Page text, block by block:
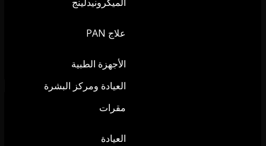
علاج PAN
الأجهزة الطبية
العيادة ومركز البشرة
مقرات
العيادة